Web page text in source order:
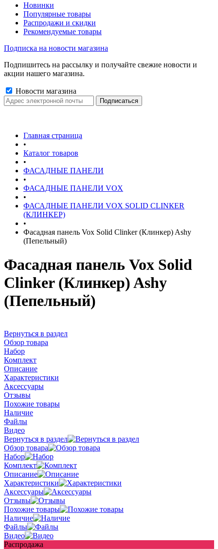
Новинки
Популярные товары
Распродажи и скидки
Рекомендуемые товары
Подписка на новости магазина
Подпишитесь на рассылку и получайте свежие новости и
акции нашего магазина.
Новости магазина
Главная страница
•
Каталог товаров
•
ФАСАДНЫЕ ПАНЕЛИ
•
ФАСАДНЫЕ ПАНЕЛИ VOX
•
ФАСАДНЫЕ ПАНЕЛИ VOX SOLID CLINКER
(КЛИНКЕР)
•
Фасадная панель Vox Solid Clinker (Клинкер) Ashy
(Пепельный)
Фасадная панель Vox Solid
Clinker (Клинкер) Ashy
(Пепельный)
Вернуться в раздел
Обзор товара
Набор
Комплект
Описание
Характеристики
Аксессуары
Отзывы
Похожие товары
Наличие
Файлы
Видео
Вернуться в раздел
Обзор товара
Набор
Комплект
Описание
Характеристики
Аксессуары
Отзывы
Похожие товары
Наличие
Файлы
Видео
Распродажа